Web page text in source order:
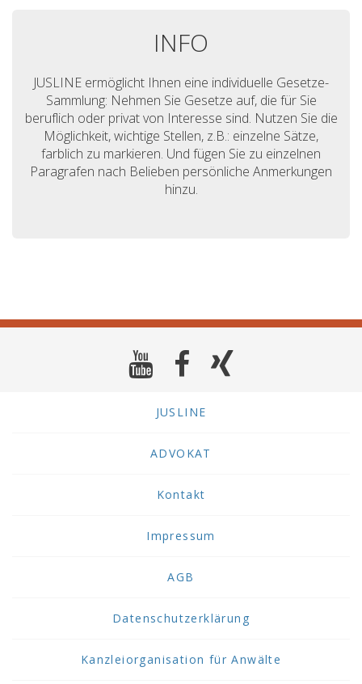
INFO
JUSLINE ermöglicht Ihnen eine individuelle Gesetze-
Sammlung: Nehmen Sie Gesetze auf, die für Sie
beruflich oder privat von Interesse sind. Nutzen Sie die
Möglichkeit, wichtige Stellen, z.B.: einzelne Sätze,
farblich zu markieren. Und fügen Sie zu einzelnen
Paragrafen nach Belieben persönliche Anmerkungen
hinzu.
JUSLINE
ADVOKAT
Kontakt
Impressum
AGB
Datenschutzerklärung
Kanzleiorganisation für Anwälte